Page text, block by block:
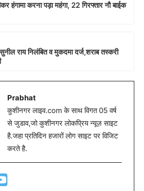
हंगामा करना पड़ा महंगा, 22 गिरफ्तार नौ बाईक
राय निलंबित व मुकदमा दर्ज,शराब तस्करी
Prabhat
कुशीनगर लाइव.com के साथ विगत 05 वर्ष
से जुडाव,जो कुशीनगर लोकप्रिय न्यूज़ साइट
है.जहा प्रतिदिन हजारों लोग साइट पर विजिट
करते है.